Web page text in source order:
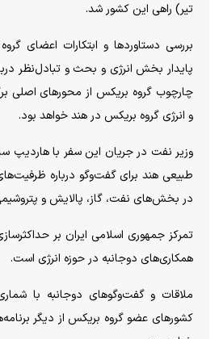
تیر) راهی این کشور شد.
بررسی دستاورد‌ها و ابتکارات اعضای
پایدار بخش انرژی و بحث و تبادل‌نظر
چارچوب گروه بریکس از محور‌های اصلی
و انرژی گروه بریکس در هند خواهد بود.
وزیر نفت در جریان این سفر با هاردیپ
طبیعی هند برای گفت‌و‌گو درباره
در بخش‌های نفت، گاز، پالایش و
تمرکز جمهوری اسلامی ایران بر
همکاری‌های دوجانبه در حوزه انرژی است.
ملاقات و گفت‌و‌گو‌های دوجانبه با
کشور‌های عضو گروه بریکس از دیگر